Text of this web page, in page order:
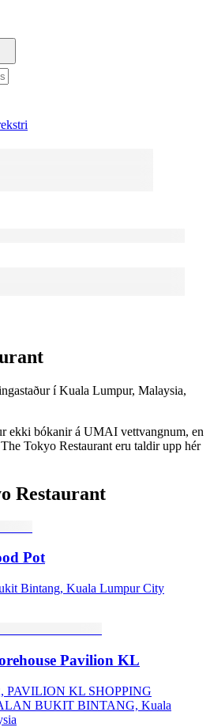
í Kuala Lumpur, Malaysia,
ekki bókanir á UMAI vettvangnum, en
Tokyo Restaurant eru taldir upp hér
Restaurant
Pot
Bintang, Kuala Lumpur City
Pavilion KL
PAVILION KL SHOPPING
BUKIT BINTANG, Kuala